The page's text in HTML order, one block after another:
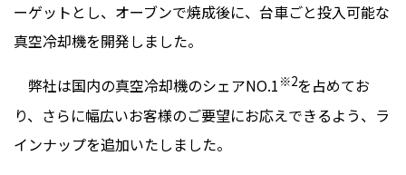
ーゲットとし、オーブンで焼成後に、台車ごと投入可能な
真空冷却機を開発しました。
弊社は国内の真空冷却機のシェアNO.1 ※2を占めてお
り、さらに幅広いお客様のご要望にお応えできるよう、ラ
インナップを追加いたしました。